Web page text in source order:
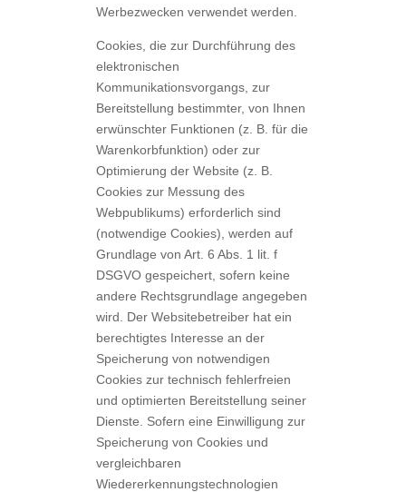
Werbezwecken verwendet werden.
Cookies, die zur Durchführung des
elektronischen
Kommunikationsvorgangs, zur
Bereitstellung bestimmter, von Ihnen
erwünschter Funktionen (z. B. für die
Warenkorbfunktion) oder zur
Optimierung der Website (z. B.
Cookies zur Messung des
Webpublikums) erforderlich sind
(notwendige Cookies), werden auf
Grundlage von Art. 6 Abs. 1 lit. f
DSGVO gespeichert, sofern keine
andere Rechtsgrundlage angegeben
wird. Der Websitebetreiber hat ein
berechtigtes Interesse an der
Speicherung von notwendigen
Cookies zur technisch fehlerfreien
und optimierten Bereitstellung seiner
Dienste. Sofern eine Einwilligung zur
Speicherung von Cookies und
vergleichbaren
Wiedererkennungstechnologien